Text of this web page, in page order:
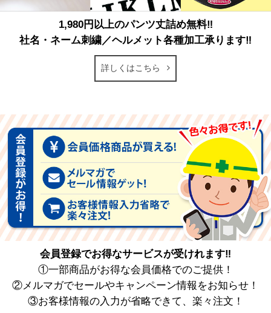
1,980円以上のパンツ丈詰め無料‼
社名・ネーム刺繍／ヘルメット各種加工承ります‼
詳しくはこちら
会員登録でお得なサービスが受けれます‼
①一部商品がお得な会員価格でのご提供！
②メルマガでセールやキャンペーン情報をお知らせ！
③お客様情報の入力が省略できて、楽々注文！